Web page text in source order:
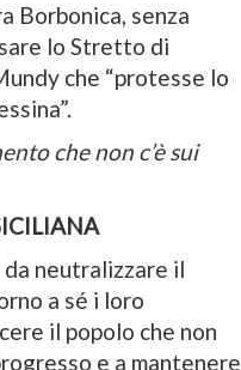
Borbonica, senza
lo Stretto di
che “protesse lo
che non c’è sui
neutralizzare il
a sé i loro
il popolo che non
e a mantenere